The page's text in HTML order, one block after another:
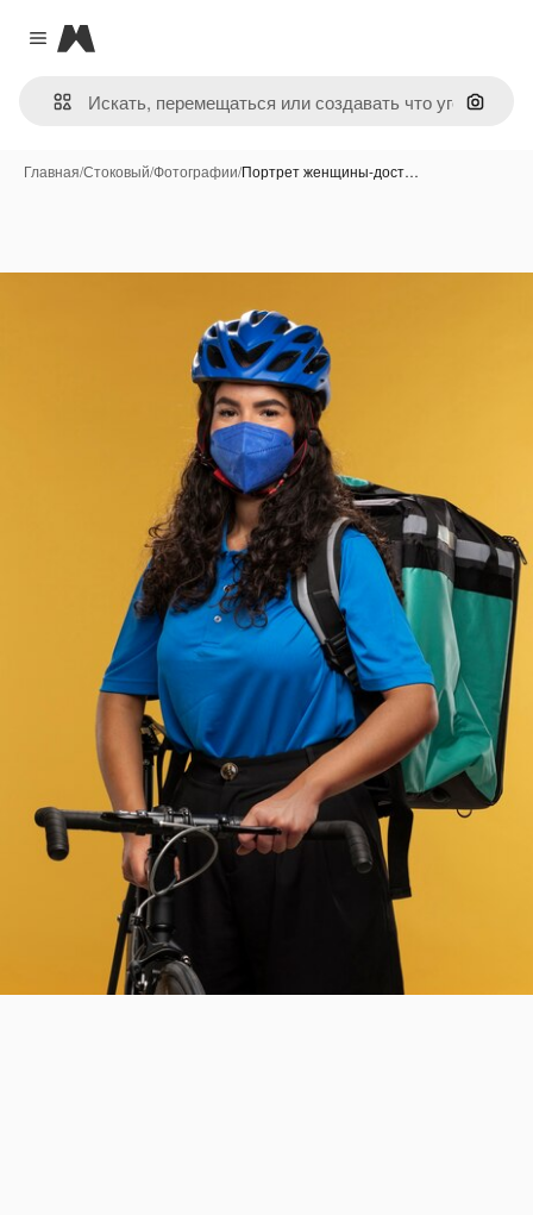
Close menu
Magnific
Поиск
Главная/Стоковый/Фотографии/Портрет женщины-дост…